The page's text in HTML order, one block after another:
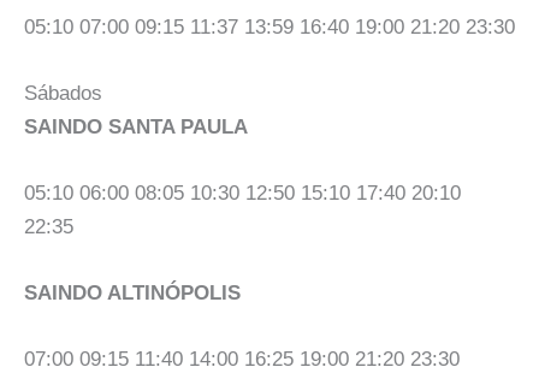
05:10 07:00 09:15 11:37 13:59 16:40 19:00 21:20 23:30
Sábados
SAINDO SANTA PAULA
05:10 06:00 08:05 10:30 12:50 15:10 17:40 20:10
22:35
SAINDO ALTINÓPOLIS
07:00 09:15 11:40 14:00 16:25 19:00 21:20 23:30